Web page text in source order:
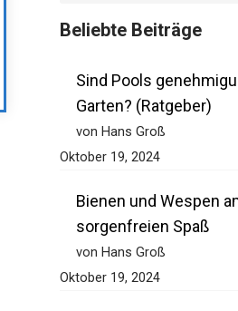
Beliebte Beiträge
Sind Pools
Garten? (Ratgeber)
von Hans Groß
Oktober 19, 2024
Bienen und Wespen
sorgenfreien Spaß
von Hans Groß
Oktober 19, 2024